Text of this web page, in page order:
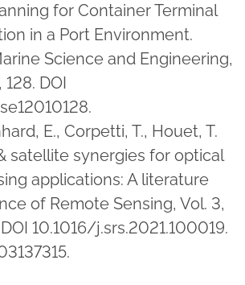
for Container Terminal
in a Port Environment.
Science and Engineering,
128. DOI
E., Corpetti, T., Houet, T.
satellite synergies for optical
applications: A literature
of Remote Sensing, Vol. 3,
10.1016/j.srs.2021.100019.